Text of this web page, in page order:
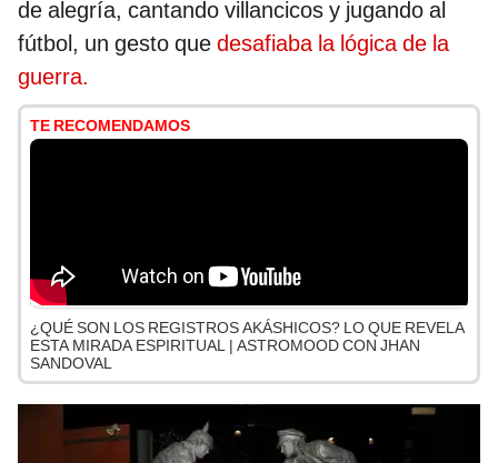
de alegría, cantando villancicos y jugando al
fútbol, un gesto que desafiaba la lógica de la
guerra.
TE RECOMENDAMOS
¿QUÉ SON LOS REGISTROS AKÁSHICOS? LO QUE REVELA
ESTA MIRADA ESPIRITUAL | ASTROMOOD CON JHAN
SANDOVAL